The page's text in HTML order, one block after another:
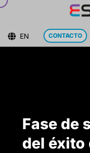
 EN CONTACTO
Fase de
del éxito